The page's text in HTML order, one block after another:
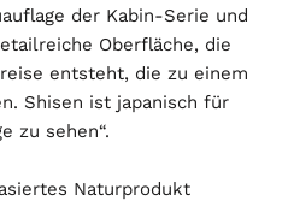
der Kabin-Serie und
Oberfläche, die
entsteht, die zu einem
Shisen ist japanisch für
zu sehen“.
Naturprodukt